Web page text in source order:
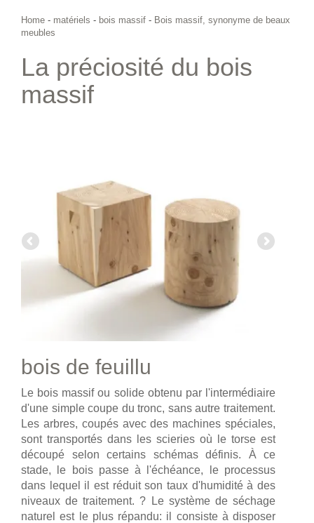
Home - matériels - bois massif - Bois massif, synonyme de beaux
meubles
La préciosité du bois
massif
bois de feuillu
Le bois massif ou solide obtenu par l'intermédiaire
d'une simple coupe du tronc, sans autre traitement.
Les arbres, coupés avec des machines spéciales,
sont transportés dans les scieries où le torse est
découpé selon certains schémas définis. À ce
stade, le bois passe à l'échéance, le processus
dans lequel il est réduit son taux d'humidité à des
niveaux de traitement. ? Le système de séchage
naturel est le plus répandu: il consiste à disposer